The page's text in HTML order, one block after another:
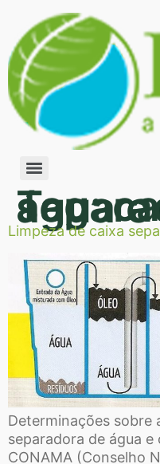
Tag:
caixa separadora
Limpeza de caixa
Determinações sobre
separadora de água
CONAMA (Conselho